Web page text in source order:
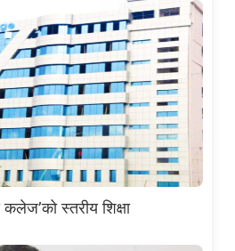
कलेज’को स्तरीय शिक्षा